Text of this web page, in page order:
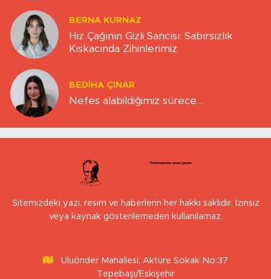
BERNA KURNAZ
Hız Çağının Gizli Sancısı: Sabırsızlık
Kıskacında Zihinlerimiz
BEDIHA ÇINAR
Nefes alabildiğimiz sürece…
Sitemizdeki yazı, resim ve haberlerin her hakkı saklıdır. İzinsiz
veya kaynak gösterilemeden kullanılamaz.
Uluönder Mahallesi, Aktüre Sokak No:37
Tepebaşı/Eskişehir